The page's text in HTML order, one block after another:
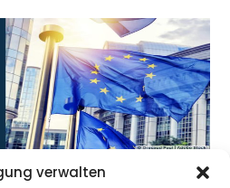
verwalten
Response zur DORA-